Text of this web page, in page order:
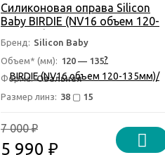
Силиконовая оправа Silicon
Baby BIRDIE (NV16 объем 120-
антивандальная оправа для
очков - Силикон бэйби
Бренд: Silicon Baby
Объем* (мм): 120 — 135?
Форма: Овальная
Размер линз: 38 ▢ 15
7 000₽
5 990 ₽